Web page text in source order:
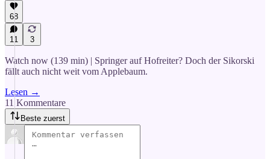
68
11 3
Watch now (139 min) | Springer auf Hofreiter? Doch der Sikorski
fällt auch nicht weit vom Applebaum.
Lesen →
11 Kommentare
Beste zuerst